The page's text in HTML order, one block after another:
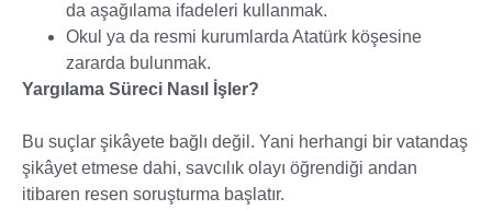
da aşağılama ifadeleri kullanmak.
Okul ya da resmi kurumlarda Atatürk köşesine
zararda bulunmak.
Yargılama Süreci Nasıl İşler?
Bu suçlar şikâyete bağlı değil. Yani herhangi bir vatandaş
şikâyet etmese dahi, savcılık olayı öğrendiği andan
itibaren resen soruşturma başlatır.